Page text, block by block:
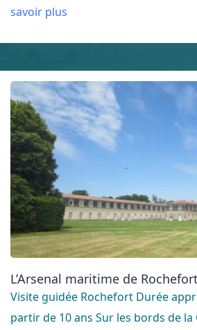
savoir plus
L’Arsenal maritime de
Visite guidée Rochefort Durée
partir de 10 ans Sur les bords de la